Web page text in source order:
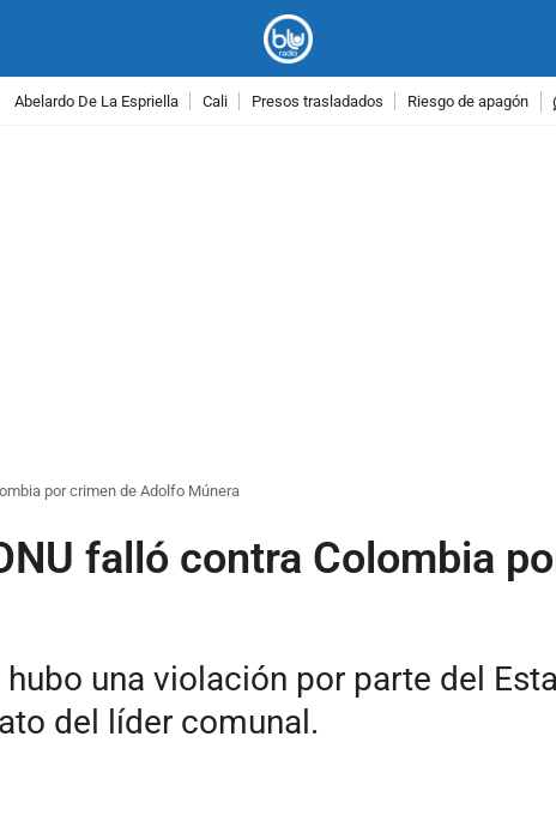
Abelardo De La Espriella Cali Presos trasladados Riesgo de apagón
por crimen de Adolfo Múnera
falló contra Colombia
una violación por parte del
del líder comunal.